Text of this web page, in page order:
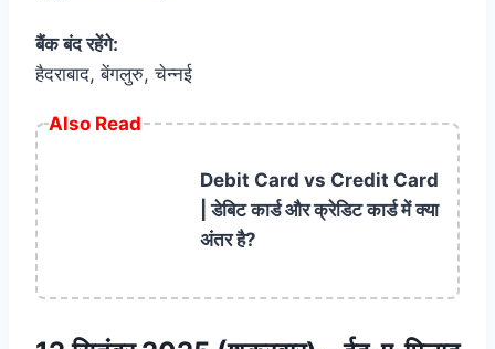
बैंक बंद रहेंगे:
हैदराबाद, बेंगलुरु, चेन्नई
Also Read
Debit Card vs Credit Card
| डेबिट कार्ड और क्रेडिट कार्ड में क्या
अंतर है?